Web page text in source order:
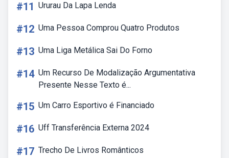
#11 Ururau Da Lapa Lenda
#12 Uma Pessoa Comprou Quatro Produtos
#13 Uma Liga Metálica Sai Do Forno
#14 Um Recurso De Modalização Argumentativa
Presente Nesse Texto é...
#15 Um Carro Esportivo é Financiado
#16 Uff Transferência Externa 2024
#17 Trecho De Livros Românticos